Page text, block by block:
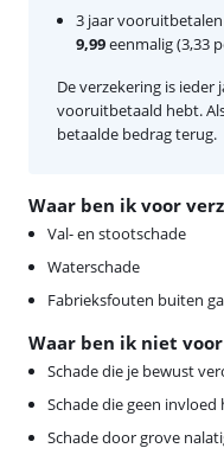
Waar ben ik voor
Val- en stootschade
Waterschade
Fabrieksfouten buiten
Waar ben ik niet
Schade die je bewust
Schade die geen
Schade door grove
3 jaar vooruitbetalen
9,99eenmalig (3,33
De verzekering is ieder
vooruitbetaald hebt.
betaalde bedrag terug.